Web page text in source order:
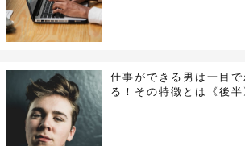
仕事ができる男は一目で
る！その特徴とは《後半